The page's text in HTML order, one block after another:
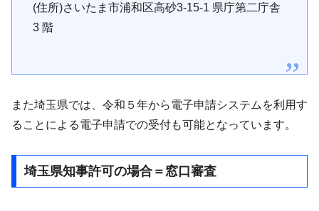
(住所)さいたま市浦和区高砂3-15-1 県庁第二庁舎
3 階
また埼玉県では、令和５年から電子申請システムを利用す
ることによる電子申請での受付も可能となっています。
埼玉県知事許可の場合＝窓口審査